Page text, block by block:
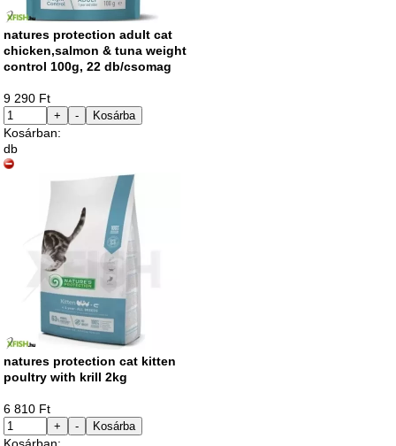
natures protection adult cat
chicken,salmon & tuna weight
control 100g, 22 db/csomag
9 290 Ft
+ - Kosárba
Kosárban:
db
natures protection cat kitten
poultry with krill 2kg
6 810 Ft
+ - Kosárba